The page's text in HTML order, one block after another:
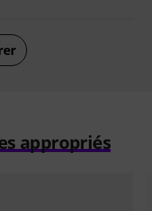
appropriés